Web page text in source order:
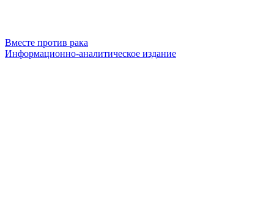
Вместе против рака
Информационно-аналитическое издание